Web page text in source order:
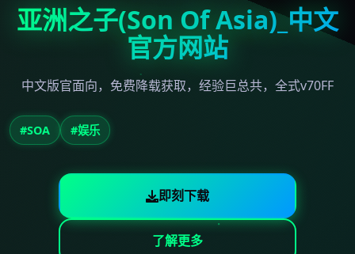
亚洲之子(Son Of Asia)_中文
官方网站
中文版官面向，免费降载获取，经验巨总共，全式v70FF
#SOA #娱乐
即刻下载
了解更多